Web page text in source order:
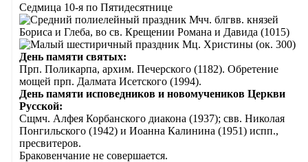
Седмица 10-я по Пятидесятнице
Мчч. блгвв. князей
Бориса и Глеба, во св. Крещении Романа и Давида (1015)
Мц. Христины (ок. 300)
День памяти святых:
Прп. Поликарпа, архим. Печерского (1182). Обретение
мощей прп. Далмата Исетского (1994).
День памяти исповедников и новомучеников Церкви
Русской:
Сщмч. Алфея Корбанского диакона (1937); свв. Николая
Понгильского (1942) и Иоанна Калинина (1951) испп.,
пресвитеров.
Браковенчание не совершается.